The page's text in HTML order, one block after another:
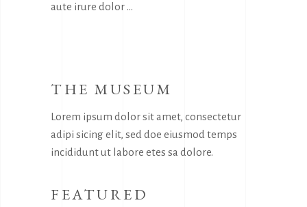
aute irure dolor
THE MUSEUM
Lorem ipsum dolor sit amet, consectetur
adipi sicing elit, sed doe eiusmod temps
incididunt ut labore etes sa dolore.
FEATURED